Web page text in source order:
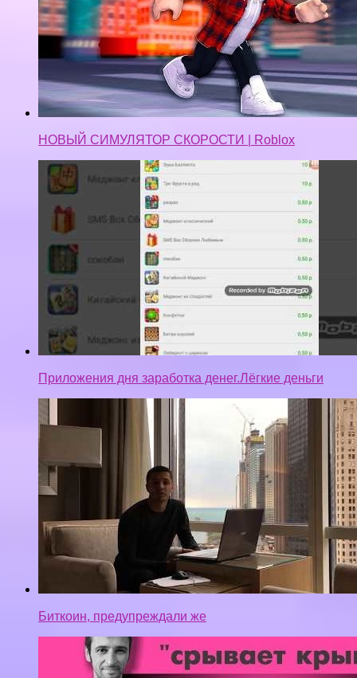
НОВЫЙ СИМУЛЯТОР СКОРОСТИ | Roblox
Приложения дня заработка денег.Лёгкие деньги
Биткоин, предупреждали же